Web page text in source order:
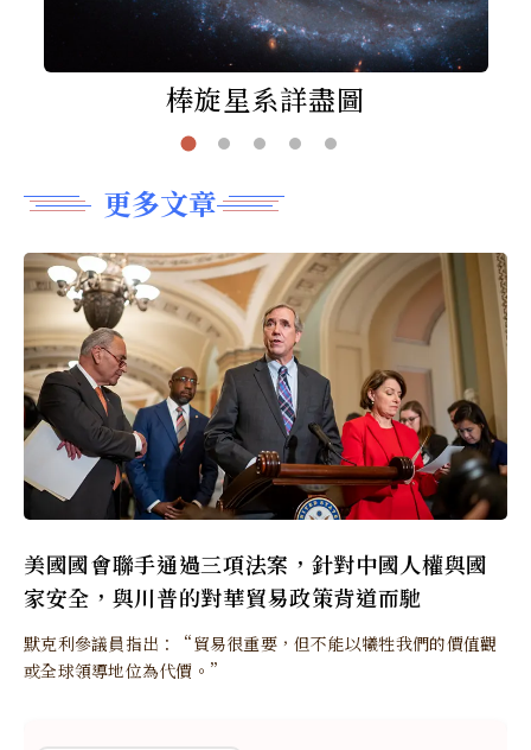
棒旋星系詳盡圖
更多文章
美國國會聯手通過三項法案，針對中國人權與國
家安全，與川普的對華貿易政策背道而馳
默克利參議員指出：“貿易很重要，但不能以犧牲我們的價值觀
或全球領導地位為代價。”